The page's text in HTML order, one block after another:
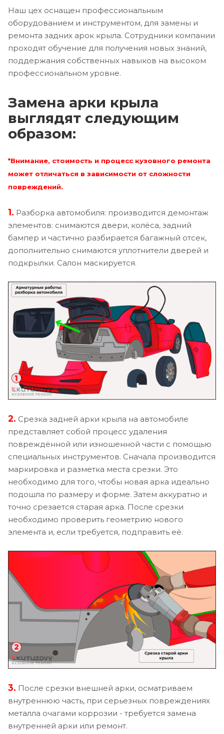
Наш цех оснащен профессиональным
оборудованием и инструментом, для замены и
ремонта задних арок крыла. Сотрудники компании
проходят обучение для получения новых знаний,
поддержания собственных навыков на высоком
профессиональном уровне.
Замена арки крыла
выглядят следующим
образом:
*Внимание, стоимость и процесс кузовного ремонта
может отличаться в зависимости от сложности
повреждений.
1. Разборка автомобиля: производится демонтаж
элементов: снимаются двери, колёса, задний
бампер и частично разбирается багажный отсек,
дополнительно снимаются уплотнители дверей и
подкрылки. Салон маскируется.
2. Срезка задней арки крыла на автомобиле
представляет собой процесс удаления
повреждённой или изношенной части с помощью
специальных инструментов. Сначала производится
маркировка и разметка места срезки. Это
необходимо для того, чтобы новая арка идеально
подошла по размеру и форме. Затем аккуратно и
точно срезается старая арка. После срезки
необходимо проверить геометрию нового
элемента и, если требуется, подправить её.
3. После срезки внешней арки, осматриваем
внутреннюю часть, при серьезных повреждениях
металла очагами коррозии - требуется замена
внутренней арки или ремонт.